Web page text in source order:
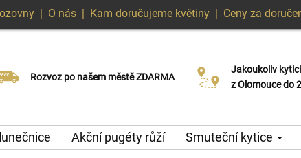
| O nás | Kam doručujeme květiny | Ceny za
Rozvoz po našem městě ZDARMA
Doručujeme již v den objednávky
Možný výběr času a dne doručení
Jakoukoliv
z Olomouce do
Možnost
Akční pugéty růží Smuteční kytice